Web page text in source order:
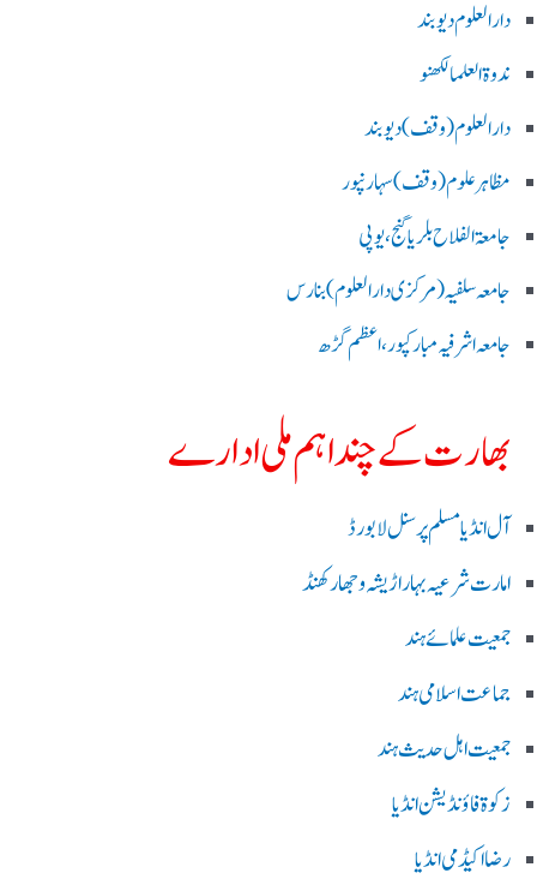
دارالعلوم دیوبند
ندوۃالعلما لکھنو
دارالعلوم (وقف)دیوبند
مظاہرعلوم (وقف)سہارنپور
جامعۃ الفلاح بلریاگنج،یوپی
جامعہ سلفیہ(مرکزی دارالعلوم )بنارس
جامعہ اشرفیہ مبارکپور،اعظم گڑھ
بھارت کے چند اہم ملی ادارے
آل انڈیا مسلم پرسنل لا بورڈ
امارت شرعیہ بہار اڑیشہ و جھارکھنڈ
جمعیت علمائے ہند
جماعت اسلامی ہند
جمعیت اہل حدیث ہند
زکوۃ فاؤنڈیشن انڈیا
رضا اکیڈمی انڈیا